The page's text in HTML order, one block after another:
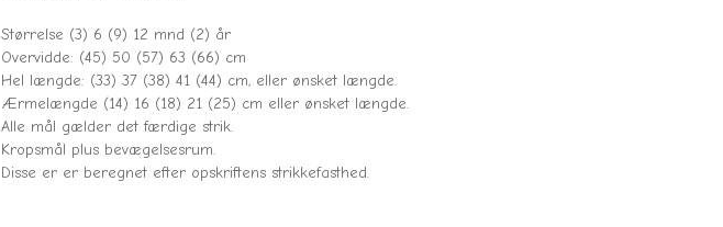
Størrelse (3) 6 (9) 12 mnd (2) år
Overvidde: (45) 50 (57) 63 (66) cm
Hel længde: (33) 37 (38) 41 (44) cm, eller ønsket længde.
Ærmelængde (14) 16 (18) 21 (25) cm eller ønsket længde.
Alle mål gælder det færdige strik.
Kropsmål plus bevægelsesrum.
Disse er er beregnet efter opskriftens strikkefasthed.